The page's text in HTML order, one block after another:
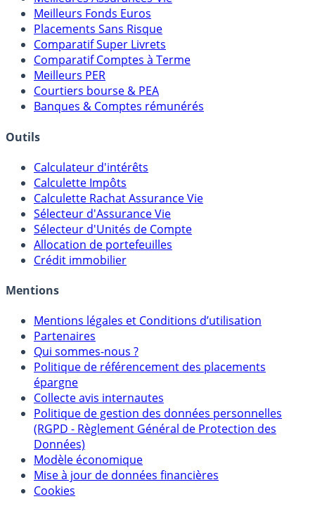
Meilleures Assurances-Vie
Meilleurs Fonds Euros
Placements Sans Risque
Comparatif Super Livrets
Comparatif Comptes à Terme
Meilleurs PER
Banques & Comptes rémunérés
Outils
Calculateur d'intérêts
Calculette Impôts
Calculette Rachat Assurance Vie
Sélecteur d'Assurance Vie
Sélecteur d'Unités de Compte
Crédit immobilier
Mentions
Mentions légales et Conditions d’utilisation
Partenaires
Qui sommes-nous ?
Politique de référencement des placements
épargne
Collecte avis internautes
Politique de gestion des données personnelles
(RGPD - Règlement Général de Protection des
Données)
Modèle économique